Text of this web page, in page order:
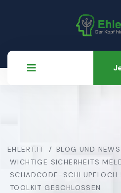
EHLERT.IT
BLOG UND NEWS
WICHTIGE SICHERHEITS
SCHADCODE-SCHLUPFLOCH
TOOLKIT GESCHLOSSEN